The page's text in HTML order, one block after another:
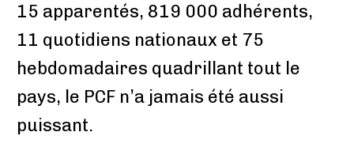
15 apparentés, 819 000 adhérents,
11 quotidiens nationaux et 75
hebdomadaires quadrillant tout le
pays, le PCF n’a jamais été aussi
puissant.